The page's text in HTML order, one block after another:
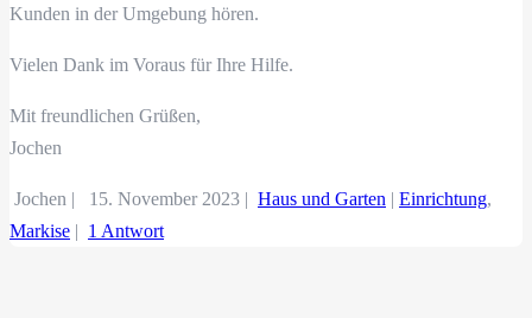
Kunden in der Umgebung hören.
Vielen Dank im Voraus für Ihre Hilfe.
Mit freundlichen Grüßen,
Jochen
Jochen | 15. November 2023 | Haus und Garten | Einrichtung,
Markise | 1 Antwort